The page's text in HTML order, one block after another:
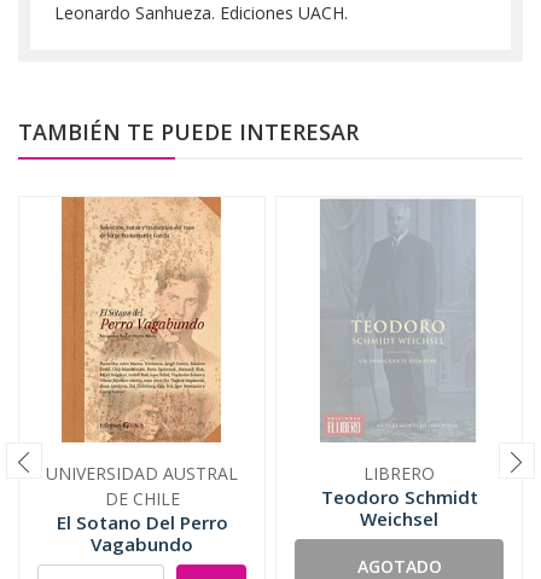
Leonardo Sanhueza. Ediciones UACH.
TAMBIÉN TE PUEDE INTERESAR
UNIVERSIDAD AUSTRAL
DE CHILE
El Sotano Del Perro
Vagabundo
LIBRERO
Teodoro Schmidt
Weichsel
AGOTADO